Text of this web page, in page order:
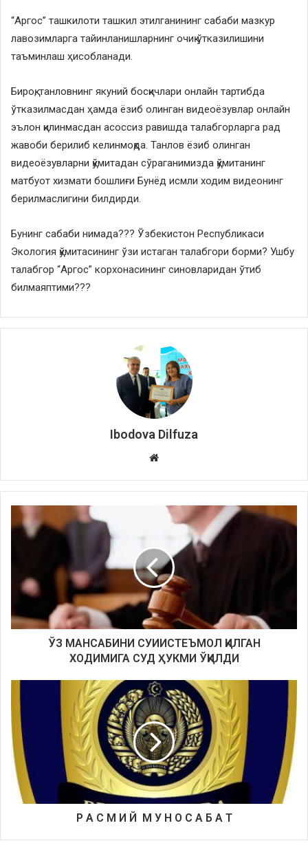
“Аргос” ташкилоти ташкил этилганининг сабаби мазкур
лавозимларга тайинланишларнинг очиқ ўтказилишини
таъминлаш ҳисобланади.
Бироқ, танловнинг якуний босқичлари онлайн тартибда
ўтказилмасдан ҳамда ёзиб олинган видеоёзувлар онлайн
эълон қилинмасдан асоссиз равишда талабгорларга рад
жавоби берилиб келинмоқда. Танлов ёзиб олинган
видеоёзувларни қўмитадан сўраганимизда қўмитанинг
матбуот хизмати бошлиғи Бунёд исмли ходим видеонинг
берилмаслигини билдирди.
Бунинг сабаби нимада??? Ўзбекистон Республикаси
Экология қўмитасининг ўзи истаган талабгори борми? Ушбу
талабгор “Аргос” корхонасининг синовларидан ўтиб
билмаяптими???
Ibodova Dilfuza
Website
ЎЗ МАНСАБИНИ СУИ И СТЕЪ МОЛ ҚИЛГАН
ХОДИМИГА СУД ҲУКМИ ЎҚИЛДИ
Р А С М И Й М У Н О С А Б А Т